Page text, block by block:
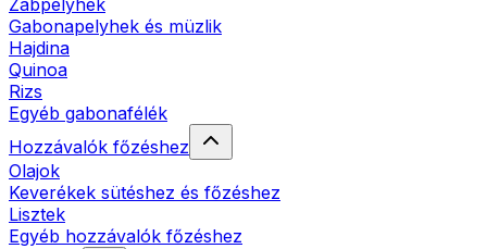
Zabpelyhek
Gabonapelyhek és müzlik
Hajdina
Quinoa
Rizs
Egyéb gabonafélék
Hozzávalók főzéshez
Olajok
Keverékek sütéshez és főzéshez
Lisztek
Egyéb hozzávalók főzéshez